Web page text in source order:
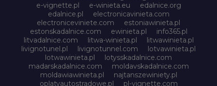
e-vignette.pl
e-winieta.eu
edalnice.org
edalnice.pl
electronicavinieta.com
electroniceviniete.com
estoniawinieta.pl
estonskadalnice.com
ewinieta.pl
info365.pl
litvadalnice.com
litwa-winieta.pl
litwawinieta.pl
livignotunel.pl
livignotunnel.com
lotvawinieta.pl
lotwawinieta.pl
lotysskadalnice.com
madarskadalnice.com
moldavskadalnice.com
moldawiawinieta.pl
najtanszewiniety.pl
oplatyautostradowe.pl
pl-vignette.com